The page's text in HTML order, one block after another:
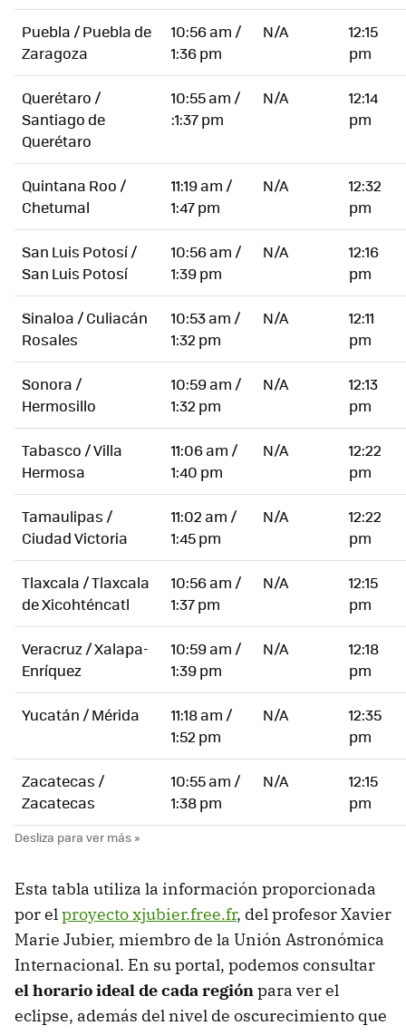
Puebla / Puebla de
Zaragoza
10:56 am /
1:36 pm
N/A
12:15
pm
Querétaro /
Santiago de
Querétaro
10:55 am /
:1:37 pm
N/A
12:14
pm
Quintana Roo /
Chetumal
11:19 am /
1:47 pm
N/A
12:32
pm
San Luis Potosí /
San Luis Potosí
10:56 am /
1:39 pm
N/A
12:16
pm
Sinaloa / Culiacán
Rosales
10:53 am /
1:32 pm
N/A
12:11
pm
Sonora /
Hermosillo
10:59 am /
1:32 pm
N/A
12:13
pm
Tabasco / Villa
Hermosa
11:06 am /
1:40 pm
N/A
12:22
pm
Tamaulipas /
Ciudad Victoria
11:02 am /
1:45 pm
N/A
12:22
pm
Tlaxcala / Tlaxcala
de Xicohténcatl
10:56 am /
1:37 pm
N/A
12:15
pm
Veracruz / Xalapa-
Enríquez
10:59 am /
1:39 pm
N/A
12:18
pm
Yucatán / Mérida
11:18 am /
1:52 pm
N/A
12:35
pm
Zacatecas /
Zacatecas
10:55 am /
1:38 pm
N/A
12:15
pm
Esta tabla utiliza la información proporcionada
por elproyecto xjubier.free.fr, del profesor Xavier
Marie Jubier, miembro de la Unión Astronómica
Internacional. En su portal, podemos consultar
el horario ideal de cada regiónpara ver el
eclipse, además del nivel de oscurecimiento que